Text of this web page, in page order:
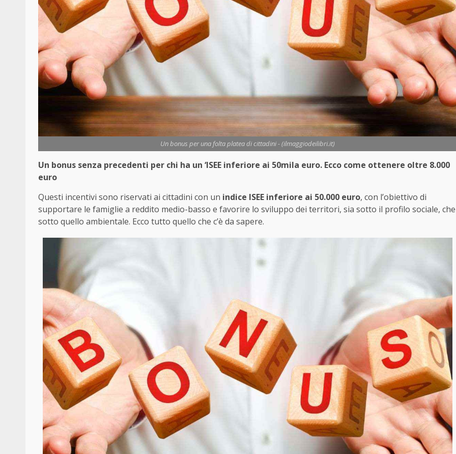
Un bonus per una folta platea di cittadini - (ilmaggiodeilibri.it)
Un bonus senza precedenti per chi ha un ‘ISEE inferiore ai 50mila euro. Ecco come ottenere oltre 8.000
euro
Questi incentivi sono riservati ai cittadini con un indice ISEE inferiore ai 50.000 euro, con l’obiettivo di
supportare le famiglie a reddito medio-basso e favorire lo sviluppo dei territori, sia sotto il profilo sociale, che
sotto quello ambientale. Ecco tutto quello che c’è da sapere.